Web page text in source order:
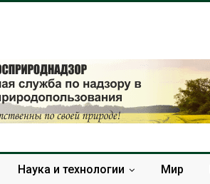
Наука и технологии Мир